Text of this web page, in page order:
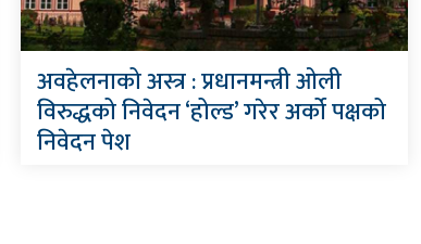
अवहेलनाको अस्त्र : प्रधानमन्त्री ओली
विरुद्धको निवेदन ‘होल्ड’ गरेर अर्को पक्षको
निवेदन पेश